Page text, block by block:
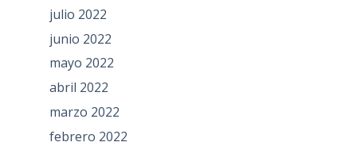
julio 2022
junio 2022
mayo 2022
abril 2022
marzo 2022
febrero 2022